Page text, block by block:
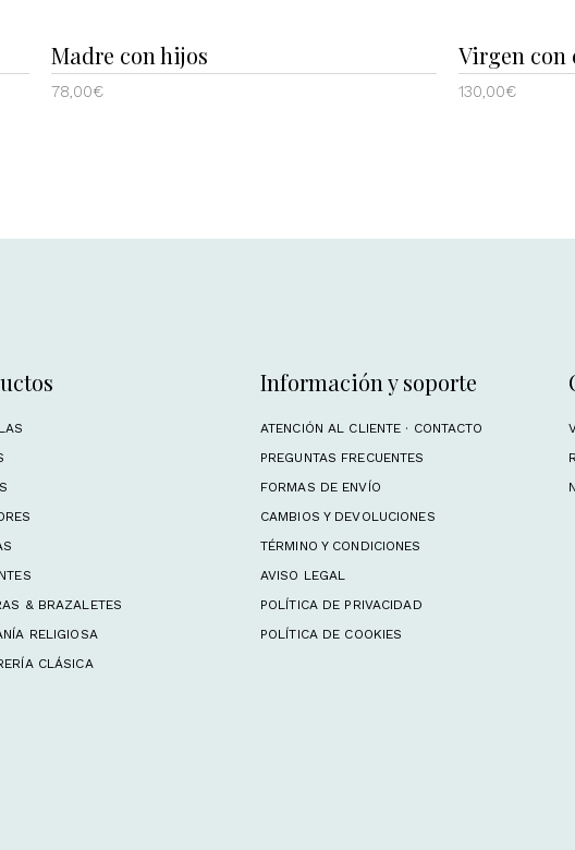
Madre con hijos
78,00€
Virgen con
130,00€
& BRAZALETES
RELIGIOSA
CLÁSICA
Información y soporte
ATENCIÓN AL CLIENTE · CONTACTO
PREGUNTAS FRECUENTES
FORMAS DE ENVÍO
CAMBIOS Y DEVOLUCIONES
TÉRMINO Y CONDICIONES
AVISO LEGAL
POLÍTICA DE PRIVACIDAD
POLÍTICA DE COOKIES